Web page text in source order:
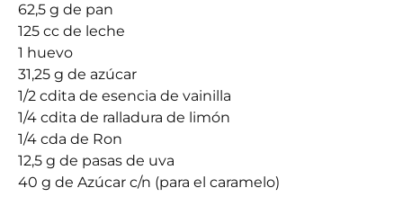
62,5 g de pan
125 cc de leche
1 huevo
31,25 g de azúcar
1/2 cdita de esencia de vainilla
1/4 cdita de ralladura de limón
1/4 cda de Ron
12,5 g de pasas de uva
40 g de Azúcar c/n (para el caramelo)